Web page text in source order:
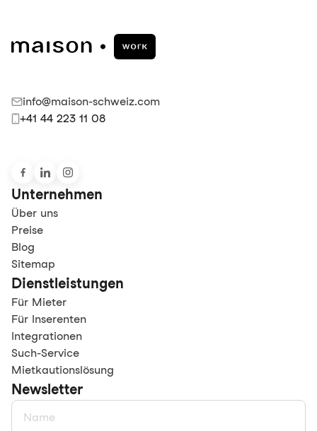
info@maison-schweiz.com
+41 44 223 11 08
Unternehmen
Über uns
Preise
Blog
Sitemap
Dienstleistungen
Für Mieter
Für Inserenten
Integrationen
Such-Service
Mietkautionslösung
Newsletter